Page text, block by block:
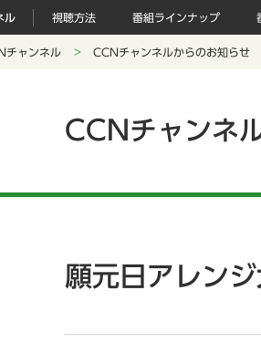
ル 視聴方法 番組ラインナップ
チャンネル CCNチャンネルからのお知らせ
CCNチャンネ
願元日アレンジ